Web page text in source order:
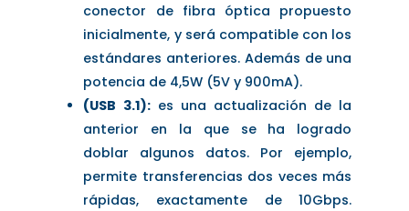
conector de fibra óptica propuesto
inicialmente, y será compatible con los
estándares anteriores. Además de una
potencia de 4,5W (5V y 900mA).
(USB 3.1):es una actualización de la
anterior en la que se ha logrado
doblar algunos datos. Por ejemplo,
permite transferencias dos veces más
rápidas, exactamente de 10Gbps.